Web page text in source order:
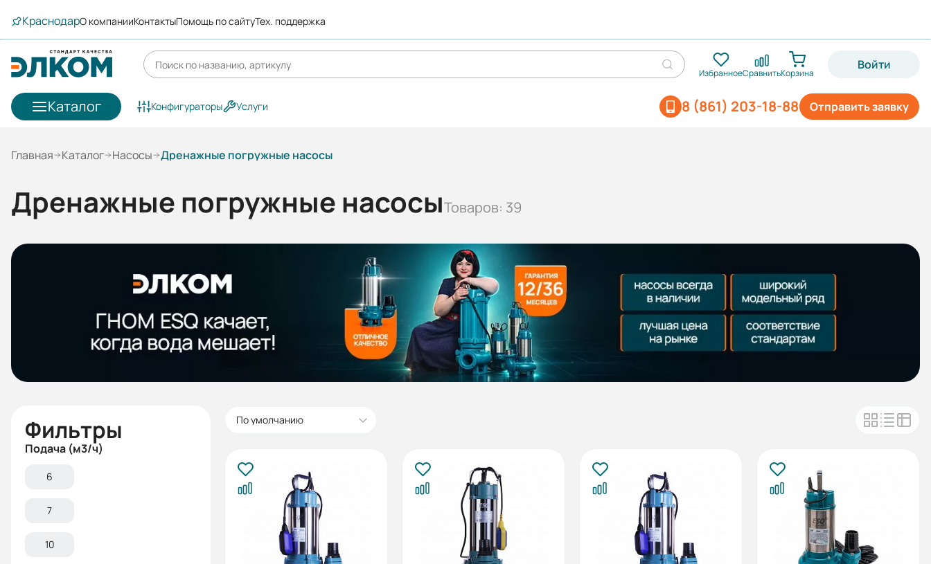
КраснодарО компанииКонтактыПомощь по сайтуТех. поддержка
ИзбранноеСравнитьКорзина
Войти
Каталог Отправить заявку
8 (861) 203-18-88
Конфигураторы Услуги
Главная Каталог Насосы Дренажные погружные насосы
Дренажные погружные насосыТоваров: 39
Фильтры
Подача (м3/ч)
6
7
10
По умолчанию